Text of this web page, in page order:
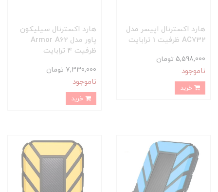
هارد اکسترنال اپیسر مدل
AC732 ظرفیت 1 ترابایت
5,598,000 تومان
ناموجود
هارد اکسترنال سیلیکون
پاور مدل Armor A62
ظرفیت 4 ترابایت
7,330,000 تومان
ناموجود